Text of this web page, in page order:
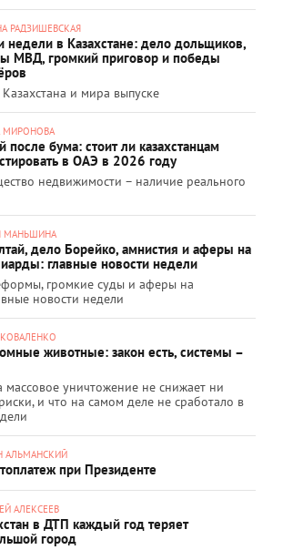
РАДЗИШЕВСКАЯ
недели в Казахстане: дело дольщиков,
МВД, громкий приговор и победы
и мира выпуске
МИРОНОВА
после бума: стоит ли казахстанцам
в ОАЭ в 2026 году
недвижимости – наличие реального
МАНЬШИНА
дело Борейко, амнистия и аферы на
главные новости недели
громкие суды и аферы на
новости недели
животные: закон есть, системы –
массовое уничтожение не снижает ни
и что на самом деле не сработало в
АЛЬМАНСКИЙ
при Президенте
АЛЕКСЕЕВ
в ДТП каждый год теряет
город